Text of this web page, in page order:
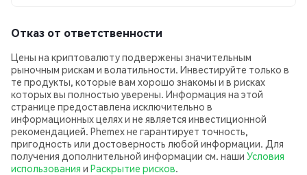
Отказ от ответственности
Цены на криптовалюту подвержены значительным
рыночным рискам и волатильности. Инвестируйте только в
те продукты, которые вам хорошо знакомы и в рисках
которых вы полностью уверены. Информация на этой
странице предоставлена исключительно в
информационных целях и не является инвестиционной
рекомендацией. Phemex не гарантирует точность,
пригодность или достоверность любой информации. Для
получения дополнительной информации см. наши Условия
использования и Раскрытие рисков.